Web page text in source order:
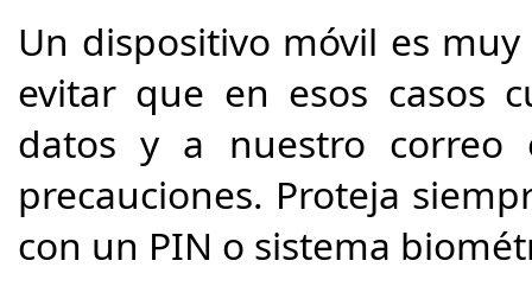
Un dispositivo móvil es
evitar que en esos casos
datos y a nuestro correo
precauciones.​ Proteja
con un PIN o sistema